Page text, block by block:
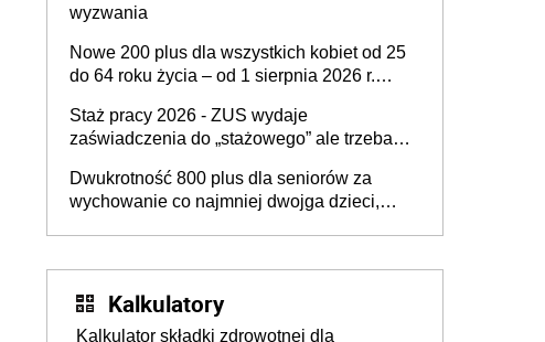
wyzwania
Nowe 200 plus dla wszystkich kobiet od 25
do 64 roku życia – od 1 sierpnia 2026 r.
programu rządowego
Staż pracy 2026 - ZUS wydaje
zaświadczenia do „stażowego” ale trzeba
sprzed 1999 roku). Jak odebrać
zaświadczenie z ZUS?
Dwukrotność 800 plus dla seniorów za
wychowanie co najmniej dwojga dzieci,
Zapadła decyzja Sejmu
Kalkulatory
Kalkulator składki zdrowotnej dla